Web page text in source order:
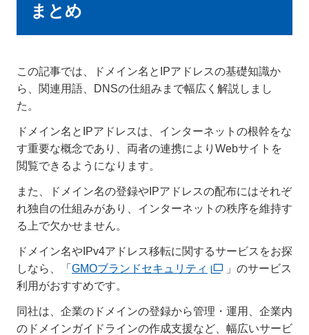
まとめ
この記事では、ドメイン名とIPアドレスの基礎知識か
ら、関連用語、DNSの仕組みまで幅広く解説しまし
た。
ドメイン名とIPアドレスは、インターネットの根幹をな
す重要な概念であり、両者の連携によりWebサイトを
閲覧できるようになります。
また、ドメイン名の登録やIPアドレスの配布にはそれぞ
れ独自の仕組みがあり、インターネットの秩序を維持す
る上で欠かせません。
ドメイン名やIPv4アドレス移転に関するサービスをお探
しなら、「 GMOブランドセキュリティ
」のサービス
利用がおすすめです。
同社は、企業のドメインの登録から管理・運用、企業内
のドメインガイドラインの作成支援など、幅広いサービ